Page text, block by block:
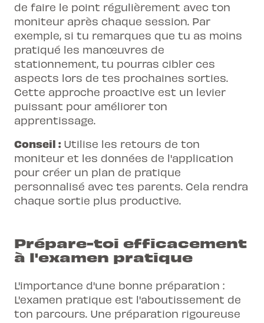
de faire le point régulièrement avec ton
moniteur après chaque session. Par
exemple, si tu remarques que tu as moins
pratiqué les manœuvres de
stationnement, tu pourras cibler ces
aspects lors de tes prochaines sorties.
Cette approche proactive est un levier
puissant pour améliorer ton
apprentissage.
Conseil : Utilise les retours de ton
moniteur et les données de l'application
pour créer un plan de pratique
personnalisé avec tes parents. Cela rendra
chaque sortie plus productive.
Prépare-toi efficacement
à l'examen pratique
L'importance d'une bonne préparation :
L'examen pratique est l'aboutissement de
ton parcours. Une préparation rigoureuse